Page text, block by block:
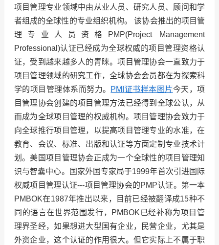
项目管理专业领域中由从业人员、研究人员、顾问和学
者组成的全球性的专业组织机构。
该协会推出的项目管
理专业人员资格
PMP(Project Management
Professional)认证已经成为全球权威的项目管理资格认
证，受到越来越多人的青睐。项目管理协会一直致力于
项目管理领域的研究工作，全球协会会员都在为探索科
学的项目管理体系而努力。 PMI 证书样本图片今天，项
目管理协会创建的项目管理方法已经得到全球公认，从
而成为全球项目管理的权威机构。项目管理协会致力于
向全球推行项目管理，以提高项目管理专业的水准，在
教育、会议、标准、出版和认证等方面定制专业技术计
划。美国项目管理协会正成为一个全球性的项目管理知
识与智囊中心。国家外国专家局于1999年首次引进国际
权威项目管理认证---项目管理协会的PMP认证。第一本
PMBOK在1987年推出以来，目前已经被翻译成15种不
同的语言在世界范围发行，PMBOK已经补称为项目管
理界圣经，如果想进大型国有企业，民营企业，尤其是
外资企业，这个认证的作用很大。但它实际上不属于职